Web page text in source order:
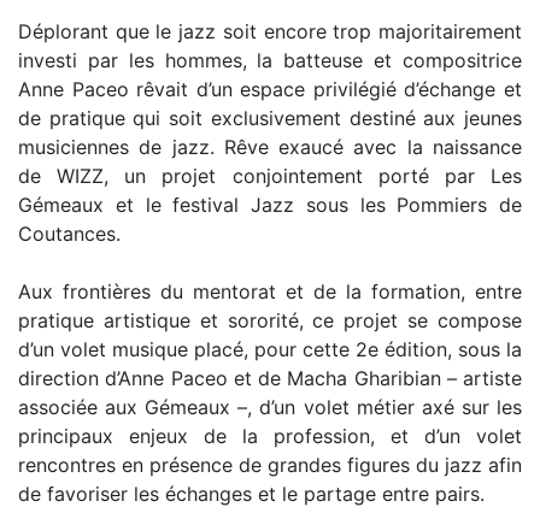
Déplorant que le jazz soit encore trop majoritairement
investi par les hommes, la batteuse et compositrice
Anne Paceo rêvait d’un espace privilégié d’échange et
de pratique qui soit exclusivement destiné aux jeunes
musiciennes de jazz. Rêve exaucé avec la naissance
de WIZZ, un projet conjointement porté par Les
Gémeaux et le festival Jazz sous les Pommiers de
Coutances.
Aux frontières du mentorat et de la formation, entre
pratique artistique et sororité, ce projet se compose
d’un volet musique placé, pour cette 2e édition, sous la
direction d’Anne Paceo et de Macha Gharibian – artiste
associée aux Gémeaux –, d’un volet métier axé sur les
principaux enjeux de la profession, et d’un volet
rencontres en présence de grandes figures du jazz afin
de favoriser les échanges et le partage entre pairs.